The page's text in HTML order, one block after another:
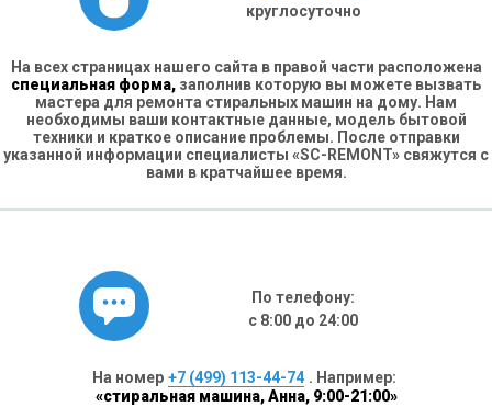
круглосуточно
На всех страницах нашего сайта в правой части расположена
специальная форма, заполнив которую вы можете вызвать
мастера для ремонта стиральных машин на дому. Нам
необходимы ваши контактные данные, модель бытовой
техники и краткое описание проблемы. После отправки
указанной информации специалисты «SC-REMONT» свяжутся с
вами в кратчайшее время.
По телефону:
с 8:00 до 24:00
На номер +7 (499) 113-44-74 . Например:
«стиральная машина, Анна, 9:00-21:00»